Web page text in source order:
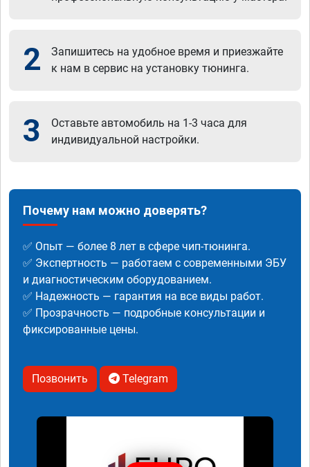
2
Запишитесь на удобное время и приезжайте
к нам в сервис на установку тюнинга.
3
Оставьте автомобиль на 1-3 часа для
индивидуальной настройки.
Почему нам можно доверять?
✅ Опыт — более 8 лет в сфере чип-тюнинга.
✅ Экспертность — работаем с современными ЭБУ
и диагностическим оборудованием.
✅ Надежность — гарантия на все виды работ.
✅ Прозрачность — подробные консультации и
фиксированные цены.
Позвонить Telegram